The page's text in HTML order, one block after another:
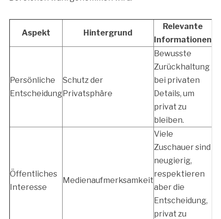
Aspekt Hintergrund
Relevante
Informationen
Persönliche
Entscheidung
Schutz der
Privatsphäre
Bewusste
Zurückhaltung
bei privaten
Details, um
privat zu
bleiben.
Öffentliches
Interesse
Medienaufmerksamkeit
Viele
Zuschauer sind
neugierig,
respektieren
aber die
Entscheidung,
privat zu